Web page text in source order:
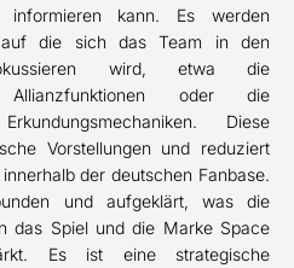
informieren kann. Es werden
auf die sich das Team in den
wird, etwa die
Allianzfunktionen oder die
Diese
Vorstellungen und reduziert
der deutschen Fanbase.
und aufgeklärt, was die
das Spiel und die Marke Space
Es ist eine strategische